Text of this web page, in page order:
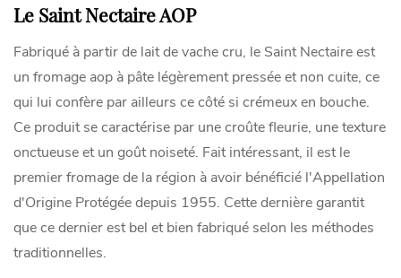
Le Saint Nectaire AOP
Fabriqué à partir de lait de vache cru, le Saint Nectaire est
un fromage aop à pâte légèrement pressée et non cuite, ce
qui lui confère par ailleurs ce côté si crémeux en bouche.
Ce produit se caractérise par une croûte fleurie, une texture
onctueuse et un goût noiseté. Fait intéressant, il est le
premier fromage de la région à avoir bénéficié l'Appellation
d'Origine Protégée depuis 1955. Cette dernière garantit
que ce dernier est bel et bien fabriqué selon les méthodes
traditionnelles.